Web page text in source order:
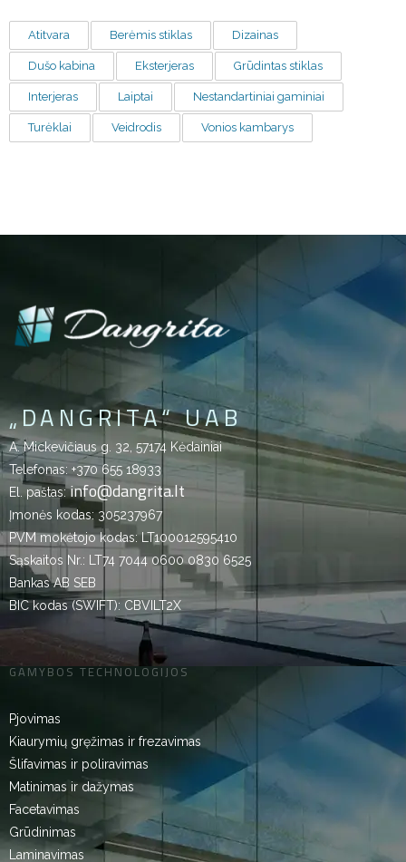
Atitvara Berėmis stiklas Dizainas
Dušo kabina Eksterjeras Grūdintas stiklas
Interjeras Laiptai Nestandartiniai gaminiai
Turėklai Veidrodis Vonios kambarys
„DANGRITA“ UAB
A. Mickevičiaus g. 32, 57174 Kėdainiai
Telefonas: +370 655 18933
El. paštas:info@dangrita.lt
Įmonės kodas: 305237967
PVM mokėtojo kodas: LT100012595410
Sąskaitos Nr.: LT74 7044 0600 0830 6525
Bankas AB SEB
BIC kodas (SWIFT): CBVILT2X
GAMYBOS TECHNOLOGIJOS
Pjovimas
Kiaurymių gręžimas ir frezavimas
Šlifavimas ir poliravimas
Matinimas ir dažymas
Facetavimas
Grūdinimas
Laminavimas